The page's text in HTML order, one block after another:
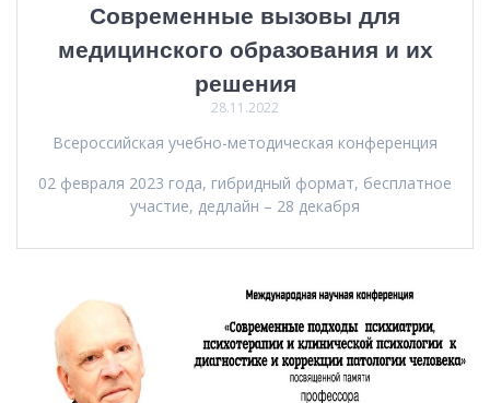
Современные вызовы для
медицинского образования и их
решения
28.11.2022
Всероссийская учебно-методическая конференция
02 февраля 2023 года, гибридный формат, бесплатное
участие, дедлайн – 28 декабря